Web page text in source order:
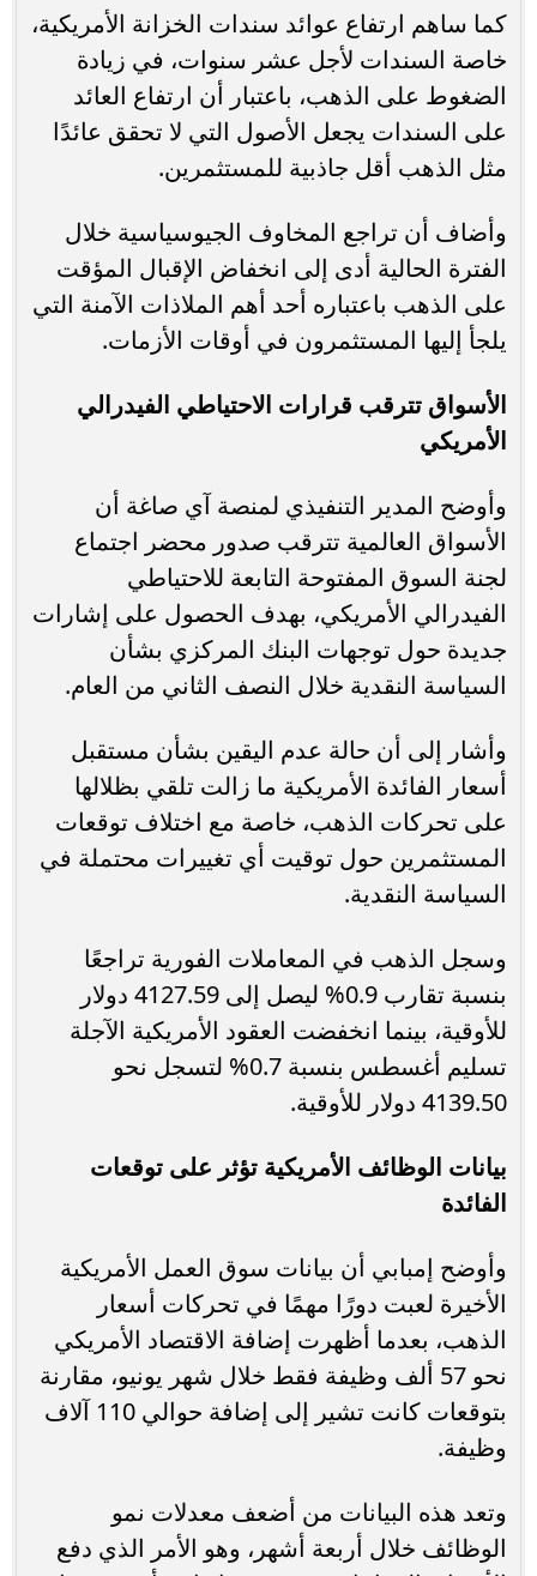
كما ساهم ارتفاع عوائد سندات الخزانة الأمريكية،
خاصة السندات لأجل عشر سنوات، في زيادة
الضغوط على الذهب، باعتبار أن ارتفاع العائد
على السندات يجعل الأصول التي لا تحقق عائدًا
مثل الذهب أقل جاذبية للمستثمرين.
وأضاف أن تراجع المخاوف الجيوسياسية خلال
الفترة الحالية أدى إلى انخفاض الإقبال المؤقت
على الذهب باعتباره أحد أهم الملاذات الآمنة التي
يلجأ إليها المستثمرون في أوقات الأزمات.
الأسواق تترقب قرارات الاحتياطي الفيدرالي
الأمريكي
وأوضح المدير التنفيذي لمنصة آي صاغة أن
الأسواق العالمية تترقب صدور محضر اجتماع
لجنة السوق المفتوحة التابعة للاحتياطي
الفيدرالي الأمريكي، بهدف الحصول على إشارات
جديدة حول توجهات البنك المركزي بشأن
السياسة النقدية خلال النصف الثاني من العام.
وأشار إلى أن حالة عدم اليقين بشأن مستقبل
أسعار الفائدة الأمريكية ما زالت تلقي بظلالها
على تحركات الذهب، خاصة مع اختلاف توقعات
المستثمرين حول توقيت أي تغييرات محتملة في
السياسة النقدية.
وسجل الذهب في المعاملات الفورية تراجعًا
بنسبة تقارب 0.9% ليصل إلى 4127.59 دولار
للأوقية، بينما انخفضت العقود الأمريكية الآجلة
تسليم أغسطس بنسبة 0.7% لتسجل نحو
4139.50 دولار للأوقية.
بيانات الوظائف الأمريكية تؤثر على توقعات
الفائدة
وأوضح إمبابي أن بيانات سوق العمل الأمريكية
الأخيرة لعبت دورًا مهمًا في تحركات أسعار
الذهب، بعدما أظهرت إضافة الاقتصاد الأمريكي
نحو 57 ألف وظيفة فقط خلال شهر يونيو، مقارنة
بتوقعات كانت تشير إلى إضافة حوالي 110 آلاف
وظيفة.
وتعد هذه البيانات من أضعف معدلات نمو
الوظائف خلال أربعة أشهر، وهو الأمر الذي دفع